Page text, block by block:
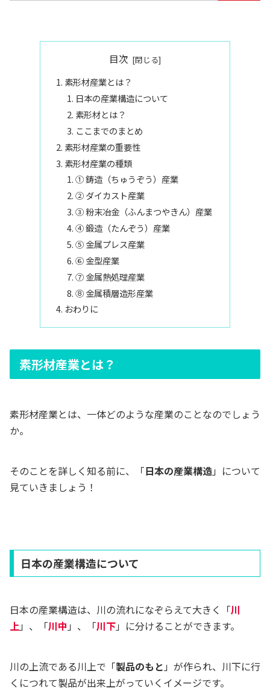
目次
素形材産業とは？
日本の産業構造について
素形材とは？
ここまでのまとめ
素形材産業の重要性
素形材産業の種類
① 鋳造（ちゅうぞう）産業
② ダイカスト産業
③ 粉末冶金（ふんまつやきん）産業
④ 鍛造（たんぞう）産業
⑤ 金属プレス産業
⑥ 金型産業
⑦ 金属熱処理産業
⑧ 金属積層造形産業
おわりに
素形材産業とは？
素形材産業とは、一体どのような産業のことなのでしょう
か。
そのことを詳しく知る前に、「日本の産業構造」について
見ていきましょう！
日本の産業構造について
日本の産業構造は、川の流れになぞらえて大きく「川
上 」、「川中 」、「川下」に分けることができます。
川の上流である川上で「製品のもと 」が作られ、川下に行
くにつれて製品が出来上がっていくイメージです。